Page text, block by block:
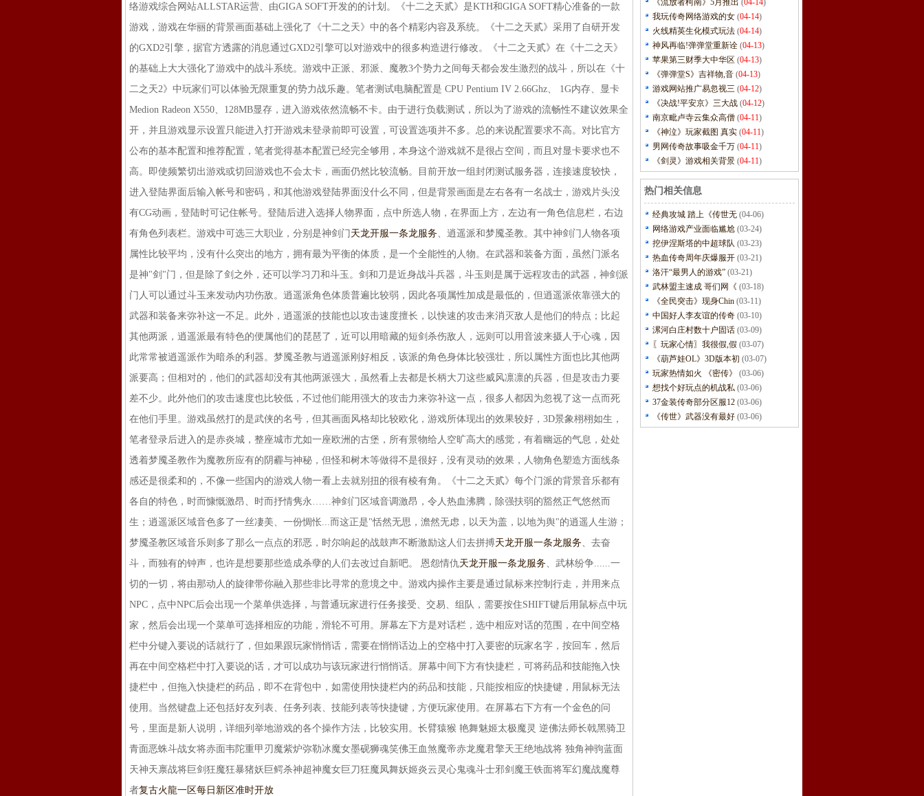
络游戏综合网站ALLSTAR运营、由GIGA SOFT开发的的计划。《十二之天贰》是KTH和GIGA SOFT精心准备的一款
游戏，游戏在华丽的背景画面基础上强化了《十二之天》中的各个精彩内容及系统。《十二之天贰》采用了自研开发
的GXD2引擎，据官方透露的消息通过GXD2引擎可以对游戏中的很多构造进行修改。《十二之天贰》在《十二之天》
的基础上大大强化了游戏中的战斗系统。游戏中正派、邪派、魔教3个势力之间每天都会发生激烈的战斗，所以在《十
二之天2》中玩家们可以体验无限重复的势力战乐趣。笔者测试电脑配置是 CPU Pentium IV 2.66Ghz、 1G内存、显卡
Medion Radeon X550、128MB显存，进入游戏依然流畅不卡。由于进行负载测试，所以为了游戏的流畅性不建议效果全
开，并且游戏显示设置只能进入打开游戏未登录前即可设置，可设置选项并不多。总的来说配置要求不高。对比官方
公布的基本配置和推荐配置，笔者觉得基本配置已经完全够用，本身这个游戏就不是很占空间，而且对显卡要求也不
高。即使频繁切出游戏或切回游戏也不会太卡，画面仍然比较流畅。目前开放一组封闭测试服务器，连接速度较快，
进入登陆界面后输入帐号和密码，和其他游戏登陆界面没什么不同，但是背景画面是左右各有一名战士，游戏片头没
有CG动画，登陆时可记住帐号。登陆后进入选择人物界面，点中所选人物，在界面上方，左边有一角色信息栏，右边
有角色列表栏。游戏中可选三大职业，分别是神剑门 天龙开服一条龙服务、逍遥派和梦魇圣教。其中神剑门人物各项
属性比较平均，没有什么突出的地方，拥有最为平衡的体质，是一个全能性的人物。在武器和装备方面，虽然门派名
是神"剑"门，但是除了剑之外，还可以学习刀和斗玉。剑和刀是近身战斗兵器，斗玉则是属于远程攻击的武器，神剑派
门人可以通过斗玉来发动内功伤敌。逍遥派角色体质普遍比较弱，因此各项属性加成是最低的，但逍遥派依靠强大的
武器和装备来弥补这一不足。此外，逍遥派的技能也以攻击速度擅长，以快速的攻击来消灭敌人是他们的特点；比起
其他两派，逍遥派最有特色的便属他们的琵琶了，近可以用暗藏的短剑杀伤敌人，远则可以用音波来摄人于心魂，因
此常常被逍遥派作为暗杀的利器。梦魇圣教与逍遥派刚好相反，该派的角色身体比较强壮，所以属性方面也比其他两
派要高；但相对的，他们的武器却没有其他两派强大，虽然看上去都是长柄大刀这些威风凛凛的兵器，但是攻击力要
差不少。此外他们的攻击速度也比较低，不过他们能用强大的攻击力来弥补这一点，很多人都因为忽视了这一点而死
在他们手里。游戏虽然打的是武侠的名号，但其画面风格却比较欧化，游戏所体现出的效果较好，3D景象栩栩如生，
笔者登录后进入的是赤炎城，整座城市尤如一座欧洲的古堡，所有景物给人空旷高大的感觉，有着幽远的气息，处处
透着梦魇圣教作为魔教所应有的阴霾与神秘，但怪和树木等做得不是很好，没有灵动的效果，人物角色塑造方面线条
感还是很柔和的，不像一些国内的游戏人物一看上去就别扭的很有棱有角。《十二之天贰》每个门派的背景音乐都有
各自的特色，时而慷慨激昂、时而抒情隽永……神剑门区域音调激昂，令人热血沸腾，除强扶弱的豁然正气悠然而
生；逍遥派区域音色多了一丝凄美、一份惆怅...而这正是"恬然无思，澹然无虑，以天为盖，以地为舆"的逍遥人生游；
梦魇圣教区域音乐则多了那么一点点的邪恶，时尔响起的战鼓声不断激励这人们去拼搏天龙开服一条龙服务、去奋
斗，而独有的钟声，也许是想要那些造成杀孽的人们去改过自新吧。 恩怨情仇天龙开服一条龙服务、武林纷争......一
切的一切，将由那动人的旋律带你融入那些非比寻常的意境之中。游戏内操作主要是通过鼠标来控制行走，并用来点
NPC，点中NPC后会出现一个菜单供选择，与普通玩家进行任务接受、交易、组队，需要按住SHIFT键后用鼠标点中玩
家，然后会出现一个菜单可选择相应的功能，滑轮不可用。屏幕左下方是对话栏，选中相应对话的范围，在中间空格
栏中分键入要说的话就行了，但如果跟玩家悄悄话，需要在悄悄话边上的空格中打入要密的玩家名字，按回车，然后
再在中间空格栏中打入要说的话，才可以成功与该玩家进行悄悄话。屏幕中间下方有快捷栏，可将药品和技能拖入快
捷栏中，但拖入快捷栏的药品，即不在背包中，如需使用快捷栏内的药品和技能，只能按相应的快捷键，用鼠标无法
使用。当然键盘上还包括好友列表、任务列表、技能列表等快捷键，方便玩家使用。在屏幕右下方有一个金色的问
号，里面是新人说明，详细列举地游戏的各个操作方法，比较实用。长臂猿猴 艳舞魅姬太极魔灵 逆佛法师长戟黑骑卫
青面恶蛛斗战女将赤面韦陀重甲刃魔紫炉弥勒冰魔女墨砚狮魂笑佛王血煞魔帝赤龙魔君擎天王绝地战将 独角神驹蓝面
天神天禀战将巨剑狂魔狂暴猪妖巨鳄杀神超神魔女巨刀狂魔凤舞妖姬炎云灵心鬼魂斗士邪剑魔王铁面将军幻魔战魔尊
者复古火龍一区每日新区准时开放
《流放者柯南》5月推出 (04-14)
我玩传奇网络游戏的女 (04-14)
火线精英生化模式玩法 (04-14)
神风再临!弹弹堂重新诠 (04-13)
苹果第三财季大中华区 (04-13)
《弹弹堂S》吉祥物,音 (04-13)
游戏网站推广易忽视三 (04-12)
《决战!平安京》三大战 (04-12)
南京毗卢寺云集众高僧 (04-11)
《神泣》玩家截图 真实 (04-11)
男网传奇故事吸金千万 (04-11)
《剑灵》游戏相关背景 (04-11)
热门相关信息
经典攻城 踏上《传世无 (04-06)
网络游戏产业面临尴尬 (03-24)
挖伊涅斯塔的中超球队 (03-23)
热血传奇周年庆爆服开 (03-21)
洛汗“最男人的游戏” (03-21)
武林盟主速成 哥们网《 (03-18)
《全民突击》现身Chin (03-11)
中国好人李友谊的传奇 (03-10)
漯河白庄村数十户固话 (03-09)
〖玩家心情〗我很假,假 (03-07)
《葫芦娃OL》3D版本初 (03-07)
玩家热情如火 《密传》
(03-06)
想找个好玩点的机战私 (03-06)
37金装传奇部分区服12 (03-06)
《传世》武器没有最好 (03-06)